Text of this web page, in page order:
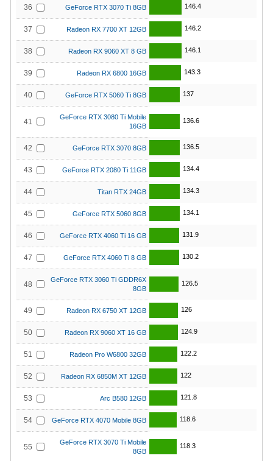
36 GeForce RTX 3070 Ti 8GB 146.4
37 Radeon RX 7700 XT 12GB 146.2
38 Radeon RX 9060 XT 8 GB 146.1
39 Radeon RX 6800 16GB 143.3
40 GeForce RTX 5060 Ti 8GB 137
41
GeForce RTX 3080 Ti Mobile
16GB
136.6
42 GeForce RTX 3070 8GB 136.5
43 GeForce RTX 2080 Ti 11GB 134.4
44 Titan RTX 24GB 134.3
45 GeForce RTX 5060 8GB 134.1
46 GeForce RTX 4060 Ti 16 GB 131.9
47 GeForce RTX 4060 Ti 8 GB 130.2
48
GeForce RTX 3060 Ti GDDR6X
8GB
126.5
49 Radeon RX 6750 XT 12GB 126
50 Radeon RX 9060 XT 16 GB 124.9
51 Radeon Pro W6800 32GB 122.2
52 Radeon RX 6850M XT 12GB 122
53 Arc B580 12GB 121.8
54 GeForce RTX 4070 Mobile 8GB 118.6
55
GeForce RTX 3070 Ti Mobile
8GB
118.3